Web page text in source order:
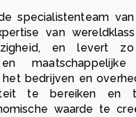
specialistenteam
van
en levert
maatschappelijke
bedrijven en
te bereiken en
waarde te